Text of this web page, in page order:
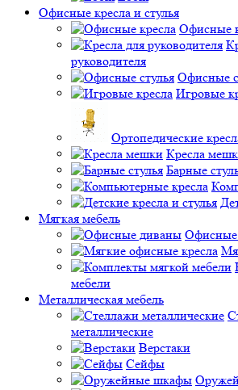
Офисные кресла и стулья
Офисные
руководителя
Офисные
Игровые
Ортопедические
Кресла
Барные
Мягкая мебель
мебели
Металлическая мебель
металлические
Верстаки
Сейфы